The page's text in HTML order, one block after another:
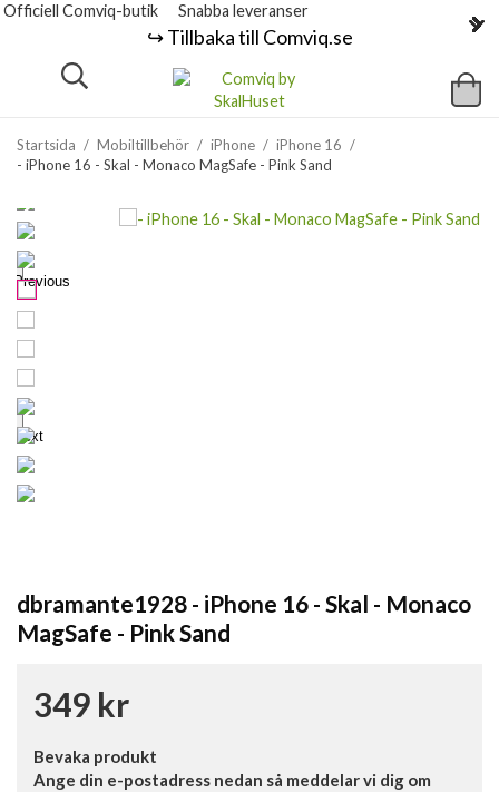
Officiell Comviq-butik Snabba leveranser
↪️ Tillbaka till Comviq.se
Startsida / Mobiltillbehör / iPhone / iPhone 16 /
- iPhone 16 - Skal - Monaco MagSafe - Pink Sand
Previous
Next
dbramante1928 - iPhone 16 - Skal - Monaco
MagSafe - Pink Sand
349 kr
Bevaka produkt
Ange din e-postadress nedan så meddelar vi dig om